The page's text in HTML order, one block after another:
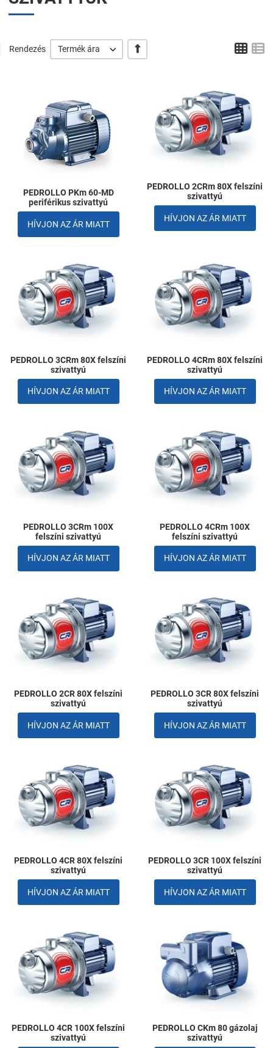
Rendezés Termék ára +/-
Kedvencekhez adom
Összehasonlítom
Gyors nézet
PEDROLLO PKm 60-MD
periférikus szivattyú
HÍVJON AZ ÁR MIATT
PEDROLLO 2CRm 80X felszíni
szivattyú
HÍVJON AZ ÁR MIATT
Kedvencekhez adom
Összehasonlítom
Gyors nézet
PEDROLLO 3CRm 80X felszíni
szivattyú
HÍVJON AZ ÁR MIATT
PEDROLLO 4CRm 80X felszíni
szivattyú
HÍVJON AZ ÁR MIATT
Kedvencekhez adom
Összehasonlítom
Gyors nézet
PEDROLLO 3CRm 100X
felszíni szivattyú
HÍVJON AZ ÁR MIATT
PEDROLLO 4CRm 100X
felszíni szivattyú
HÍVJON AZ ÁR MIATT
Kedvencekhez adom
Összehasonlítom
Gyors nézet
PEDROLLO 2CR 80X felszíni
szivattyú
HÍVJON AZ ÁR MIATT
PEDROLLO 3CR 80X felszíni
szivattyú
HÍVJON AZ ÁR MIATT
Kedvencekhez adom
Összehasonlítom
Gyors nézet
PEDROLLO 4CR 80X felszíni
szivattyú
HÍVJON AZ ÁR MIATT
PEDROLLO 3CR 100X felszíni
szivattyú
HÍVJON AZ ÁR MIATT
Kedvencekhez adom
Összehasonlítom
Gyors nézet
PEDROLLO 4CR 100X felszíni
szivattyú
PEDROLLO CKm 80 gázolaj
szivattyú